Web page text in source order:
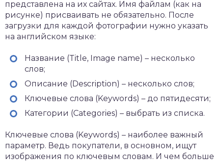
представлена на их сайтах. Имя файлам (как на
рисунке) присваивать не обязательно. После
загрузки для каждой фотографии нужно указать
на английском языке:
Название (Title, Image name) – несколько
слов;
Описание (Description) – несколько слов;
Ключевые слова (Keywords) – до пятидесяти;
Категории (Categories) – выбрать из списка.
Ключевые слова (Keywords) – наиболее важный
параметр. Ведь покупатели, в основном, ищут
изображения по ключевым словам. И чем больше